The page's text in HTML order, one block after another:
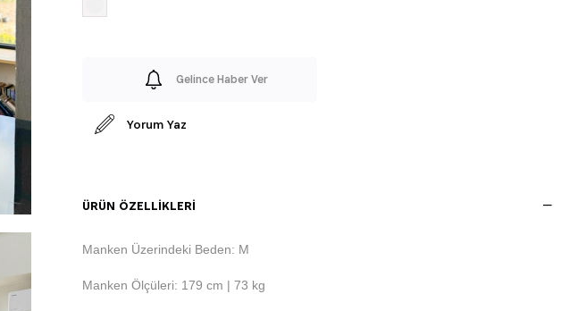
Gelince Haber Ver
Yorum Yaz
ÜRÜN ÖZELLIKLERI
Manken Üzerindeki Beden: M
Manken Ölçüleri: 179 cm | 73 kg